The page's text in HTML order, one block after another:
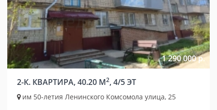
1 290 000 р.
2-К. КВАРТИРА, 40.20 М2, 4/5 ЭТ
им 50-летия Ленинского Комсомола улица, 25